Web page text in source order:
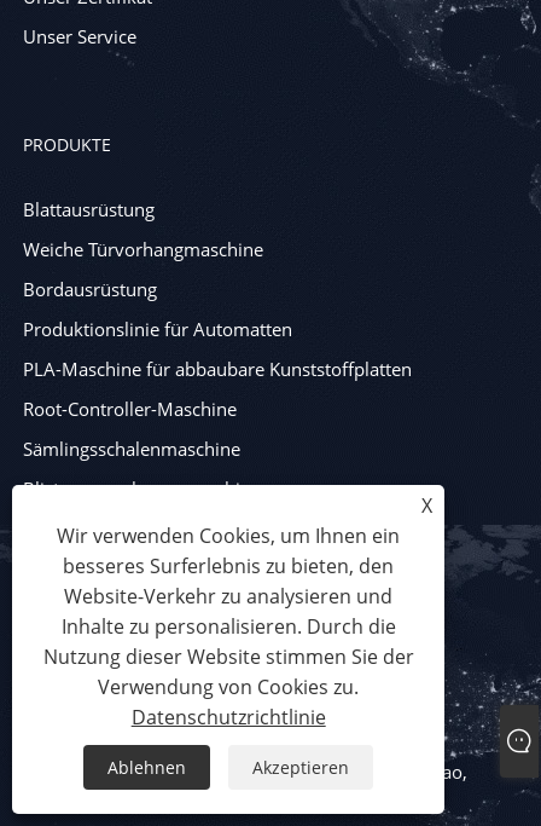
Unser Service
PRODUKTE
Blattausrüstung
Weiche Türvorhangmaschine
Bordausrüstung
Produktionslinie für Automatten
PLA-Maschine für abbaubare Kunststoffplatten
Root-Controller-Maschine
Sämlingsschalenmaschine
Blisterverpackungsmaschinen
KONTAKTIEREN SIE UNS
Tel: +86-13791907655
Email: 13791907655@139.com
Adresse: Westliches Ende der Shandong Road,
Industriepark Beiguan, Stadt Jiaozhou, Stadt Qingdao,
X
Wir verwenden Cookies, um Ihnen ein
besseres Surferlebnis zu bieten, den
Website-Verkehr zu analysieren und
Inhalte zu personalisieren. Durch die
Nutzung dieser Website stimmen Sie der
Verwendung von Cookies zu.
Datenschutzrichtlinie
Ablehnen Akzeptieren